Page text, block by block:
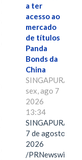
a ter
acesso ao
mercado
de títulos
Panda
Bonds da
China
SINGAPURA,
sex, ago 7
2026
13:34
SINGAPURA,
7 de agosto de
2026
/PRNewswire/